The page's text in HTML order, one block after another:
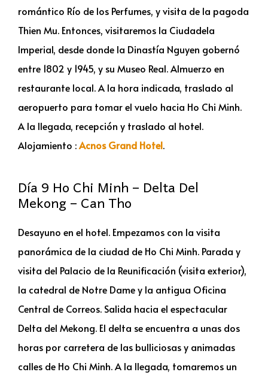
romántico Río de los Perfumes, y visita de la pagoda
Thien Mu. Entonces, visitaremos la Ciudadela
Imperial, desde donde la Dinastía Nguyen gobernó
entre 1802 y 1945, y su Museo Real. Almuerzo en
restaurante local. A la hora indicada, traslado al
aeropuerto para tomar el vuelo hacia Ho Chi Minh.
A la llegada, recepción y traslado al hotel.
Alojamiento :Acnos Grand Hotel.
Día 9 Ho Chi Minh – Delta Del
Mekong – Can Tho
Desayuno en el hotel. Empezamos con la visita
panorámica de la ciudad de Ho Chi Minh. Parada y
visita del Palacio de la Reunificación (visita exterior),
la catedral de Notre Dame y la antigua Oficina
Central de Correos. Salida hacia el espectacular
Delta del Mekong. El delta se encuentra a unas dos
horas por carretera de las bulliciosas y animadas
calles de Ho Chi Minh. A la llegada, tomaremos un